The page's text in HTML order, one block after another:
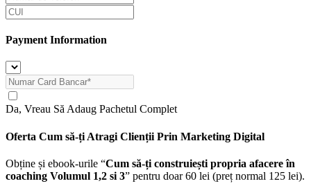
Payment Information
Da, Vreau Să Adaug Pachetul Complet
Oferta Cum să-ți Atragi Clienții Prin Marketing Digital
Obține și ebook-urile “Cum să-ți construiești propria afacere în
coaching Volumul 1,2 si 3” pentru doar 60 lei (preț normal 125 lei).